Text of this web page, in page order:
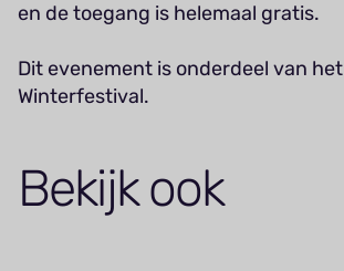
en de toegang is helemaal gratis.
Dit evenement is onderdeel van het
Winterfestival.
Bekijk ook